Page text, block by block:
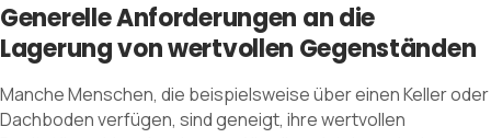
Generelle Anforderungen an die
Lagerung von wertvollen Gegenständen
Manche Menschen, die beispielsweise über einen Keller oder
Dachboden verfügen, sind geneigt, ihre wertvollen